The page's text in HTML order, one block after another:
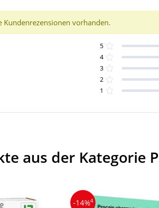
Kundenrezensionen vorhanden.
5
4
3
2
1
aus der Kategorie
-14%4